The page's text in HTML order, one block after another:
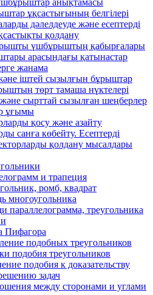
ұқсастығының белгілері
дәлелдеуде және есептерді
қолдану
үшбұрыштың қабырғалары
арасындағы қатынастар
жанама
іштей сызылғын бұрыштар
төрт тамаша нүктелері
сырттай сызылған шеңберлер
ұғымы
қосу және азайту
санға көбейту. Есептерді
қолдану мысалдары
и трапеция
ромб, квадрат
многоугольника
параллелограмма, треугольника
Пифагора
подобных треугольников
подобия треугольников
подобия к доказательству
задач
между сторонами и углами